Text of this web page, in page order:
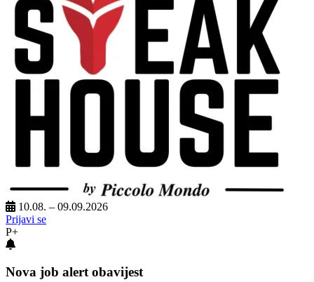
10.08. – 09.09.2026
Prijavi se
P+
Nova job alert obavijest